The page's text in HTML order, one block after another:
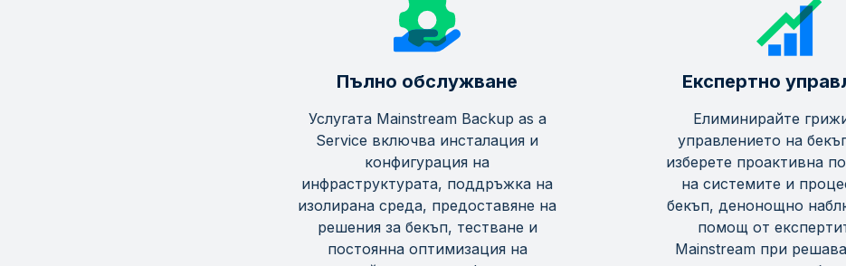
Пълно обслужване
Услугата Mainstream Backup as a
Service включва инсталация и
конфигурация на
инфраструктурата, поддръжка на
изолирана среда, предоставяне на
решения за бекъп, тестване и
постоянна оптимизация на
Експертно
Елиминирайте
управлението на
изберете проактивна
на системите и
бекъп, денонощно
помощ от
Mainstream при